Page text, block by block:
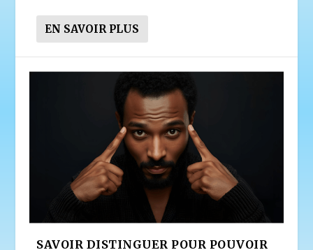
EN SAVOIR PLUS
SAVOIR DISTINGUER POUR POUVOIR